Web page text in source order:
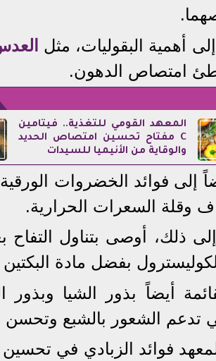
أهمية البقوليات، مثل
امتصاص الدهون.
المعهد القومي للتغذية.. فيتامين
C مفتاح تحسين امتصاص الحديد
والوقاية من الأنيميا للسيدات
إلى فوائد الخضروات
وقلة السعرات الحرارية.
إلى ذلك، أوصى بتناول
بفضل مادة البكتين
أيضاً بذور الشيا
تدعم الشعور بالشبع
فوائد الزبادي في